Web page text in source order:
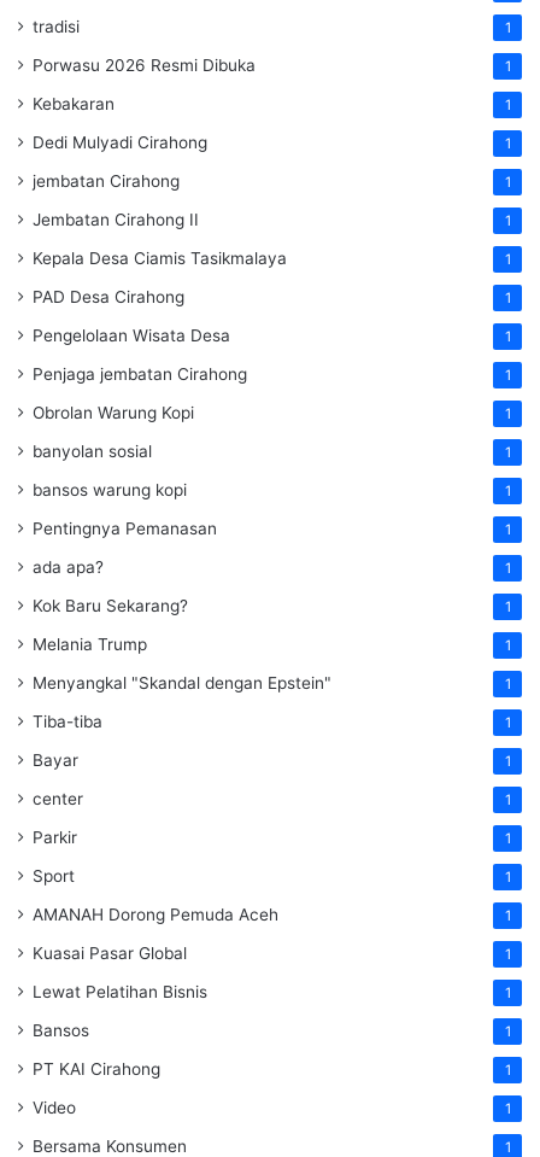
tradisi 1
Porwasu 2026 Resmi Dibuka 1
Kebakaran 1
Dedi Mulyadi Cirahong 1
jembatan Cirahong 1
Jembatan Cirahong II 1
Kepala Desa Ciamis Tasikmalaya 1
PAD Desa Cirahong 1
Pengelolaan Wisata Desa 1
Penjaga jembatan Cirahong 1
Obrolan Warung Kopi 1
banyolan sosial 1
bansos warung kopi 1
Pentingnya Pemanasan 1
ada apa? 1
Kok Baru Sekarang? 1
Melania Trump 1
Menyangkal "Skandal dengan Epstein" 1
Tiba-tiba 1
Bayar 1
center 1
Parkir 1
Sport 1
AMANAH Dorong Pemuda Aceh 1
Kuasai Pasar Global 1
Lewat Pelatihan Bisnis 1
Bansos 1
PT KAI Cirahong 1
Video 1
Bersama Konsumen 1